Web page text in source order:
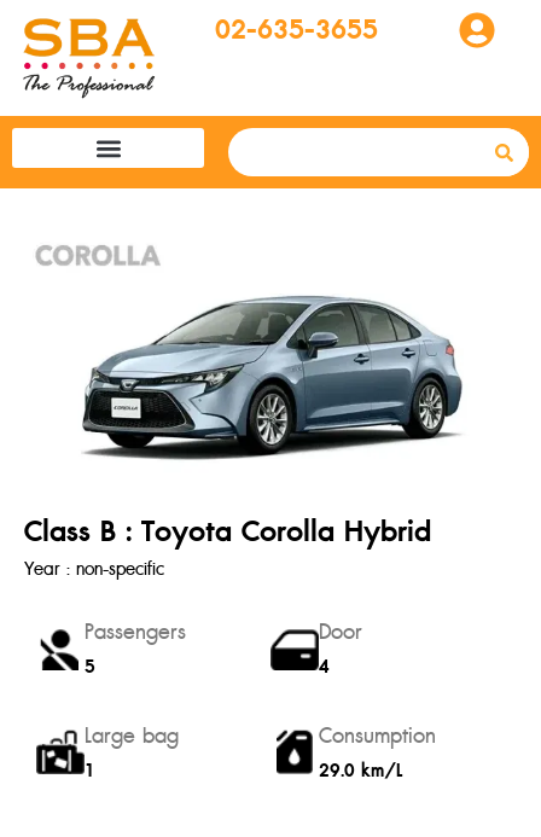
02-635-3655
Class B : Toyota Corolla Hybrid
Year : non-specific
Passengers
5
Door
4
Large bag
1
Consumption
29.0 km/L